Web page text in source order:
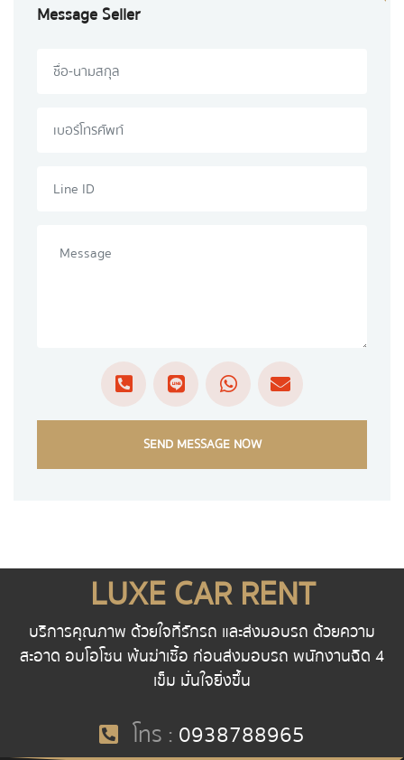
Message Seller
SEND MESSAGE NOW
LUXE CAR RENT
บริการคุณภาพ ด้วยใจที่รักรถ และส่งมอบรถ ด้วยความ
สะอาด อบโอโซน พ้นฆ่าเชื้อ ก่อนส่งมอบรถ พนักงานฉีด 4
เข็ม มั่นใจยิ่งขึ้น
โทร : 0938788965